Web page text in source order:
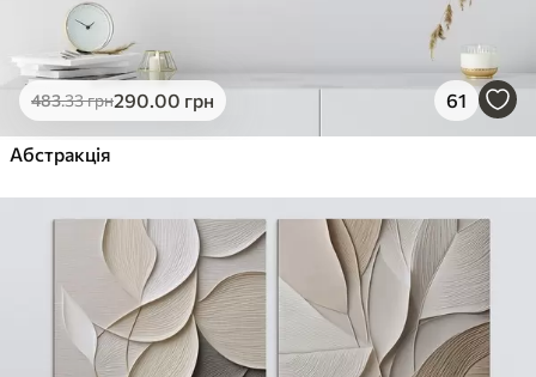
483.33грн290.00 грн 61
Абстракція